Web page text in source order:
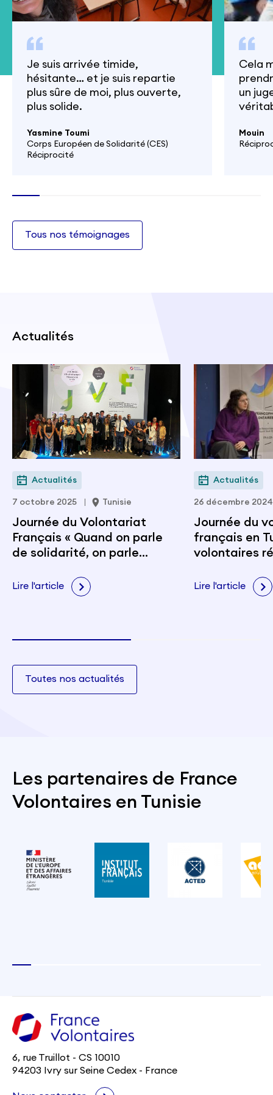
Je suis arrivée timide,
hésitante… et je suis repartie
plus sûre de moi, plus ouverte,
plus solide.
Yasmine Toumi
Corps Européen de Solidarité (CES)
Réciprocité
Cela
un
Mouin
Tous nos témoignages
Actualités
Actualités
7 octobre 2025 Tunisie
Journée du Volontariat
Français « Quand on parle
de solidarité, on parle
Lire l'article
Actualités
26 décembre 2024
Journée du
français en
volontaires
Lire l'article
Toutes nos actualités
Les partenaires de France
Volontaires en Tunisie
6, rue Truillot - CS 10010
94203 Ivry sur Seine Cedex - France